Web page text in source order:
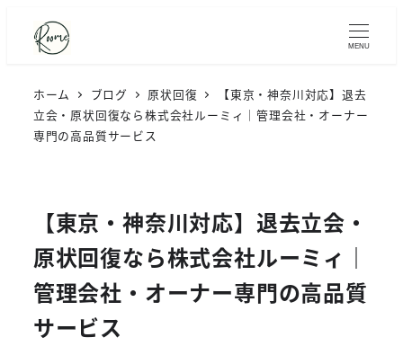
MENU
ホーム ブログ 原状回復
【東京・神奈川対応】退去
立会・原状回復なら株式会社ルーミィ｜管理会社・オーナー
専門の高品質サービス
【東京・神奈川対応】退去立会・
原状回復なら株式会社ルーミィ｜
管理会社・オーナー専門の高品質
サービス